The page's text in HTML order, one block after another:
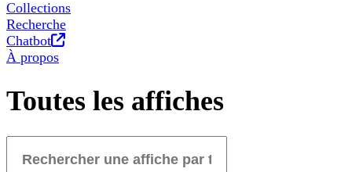
Collections
Recherche
Chatbot
Nouvel onglet
À propos
Toutes les affiches